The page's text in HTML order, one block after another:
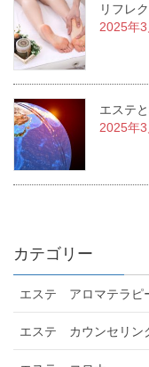
リフレ
2025年
エステ
2025年
カテゴリー
エステ アロマテラピ
エステ カウンセリン